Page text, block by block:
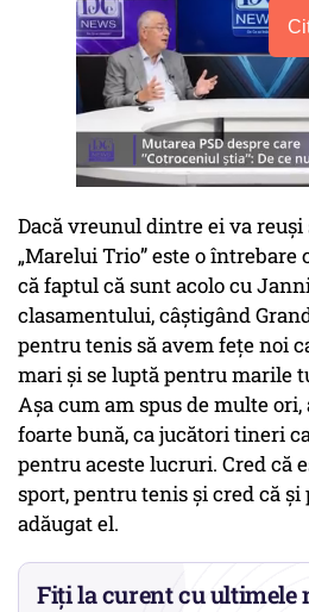
Dacă vreunul dintre ei va
„Marelui Trio” este o
că faptul că sunt acolo cu
clasamentului, câștigând
pentru tenis să avem fețe noi
mari și se luptă pentru marile
Așa cum am spus de multe
foarte bună, ca jucători tineri
pentru aceste lucruri. Cred că
sport, pentru tenis și cred că și
adăugat el.
Fiți la curent cu ultimele